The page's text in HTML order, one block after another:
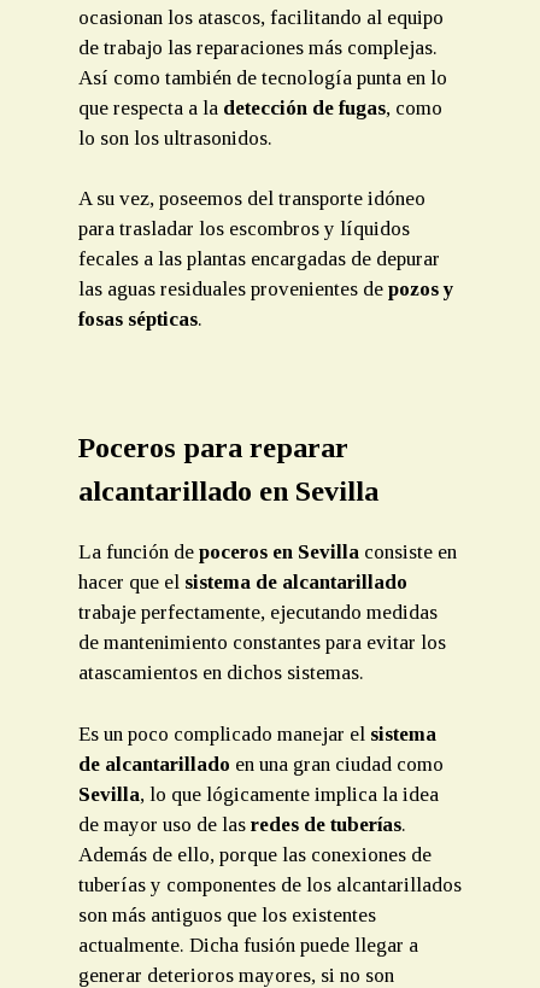
ocasionan los atascos, facilitando al equipo
de trabajo las reparaciones más complejas.
Así como también de tecnología punta en lo
que respecta a la detección de fugas, como
lo son los ultrasonidos.
A su vez, poseemos del transporte idóneo
para trasladar los escombros y líquidos
fecales a las plantas encargadas de depurar
las aguas residuales provenientes de pozos y
fosas sépticas.
Poceros para reparar
alcantarillado en Sevilla
La función de poceros en Sevilla consiste en
hacer que el sistema de alcantarillado
trabaje perfectamente, ejecutando medidas
de mantenimiento constantes para evitar los
atascamientos en dichos sistemas.
Es un poco complicado manejar el sistema
de alcantarillado en una gran ciudad como
Sevilla, lo que lógicamente implica la idea
de mayor uso de las redes de tuberías.
Además de ello, porque las conexiones de
tuberías y componentes de los alcantarillados
son más antiguos que los existentes
actualmente. Dicha fusión puede llegar a
generar deterioros mayores, si no son